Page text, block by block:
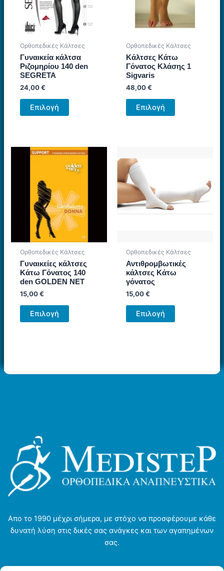
Ορθοπεδικές Κάλτσες
Γυναικεία κάλτσα
Ριζομηρίου 140 den
SEGRETA
24,00€
Επιλογή
Αυτό
το
πολλαπλές
παραλλαγές.
Οι
μπορούν
να
επιλεγούν
στη
σελίδα
του
προϊόντος
Ορθοπεδικές Κάλτσες
Κάλτσες Κάτω
Γόνατος Κλάσης 1
Sigvaris
48,00€
Επιλογή
Αυτό
το
μπορούν
του
προϊόντος
Ορθοπεδικές Κάλτσες
Γυναικείες κάλτσες
Κάτω Γόνατος 140
den GOLDEN NET
15,00€
Επιλογή
Αυτό
το
σελίδα
του
προϊόντος
Ορθοπεδικές Κάλτσες
Αντιθρομβωτικές
κάλτσες Κάτω
γόνατος
15,00€
Επιλογή
Αυτό
το
του
προϊόντος
Απο το 1990 μέχρι σήμερα, με στόχο να προσφέρουμε κάθε
δυνατή λύση στις δικές σας ανάγκες και των αγαπημένων
σας.